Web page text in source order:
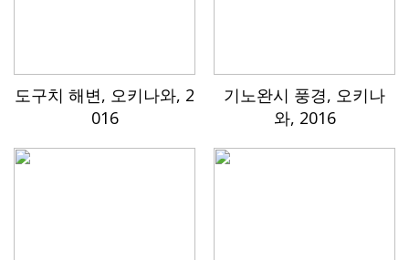
도구치 해변, 오키나와, 2
016
기노완시 풍경, 오키나
와, 2016